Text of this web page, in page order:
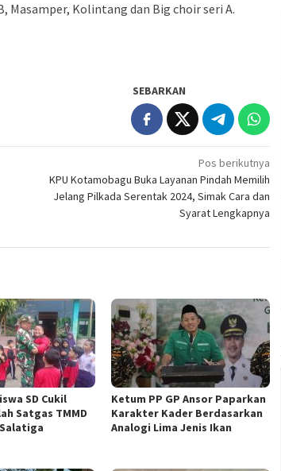
Masamper, Kolintang dan Big choir seri A.
SEBARKAN
Pos berikutnya
KPU Kotamobagu Buka Layanan Pindah Memilih
Jelang Pilkada Serentak 2024, Simak Cara dan
Syarat Lengkapnya
SD Cukil
Satgas TMMD
Ketum PP GP Ansor Paparkan
Karakter Kader Berdasarkan
Analogi Lima Jenis Ikan